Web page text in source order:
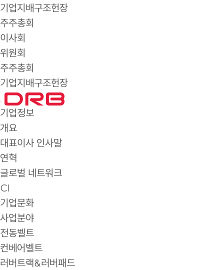
기업지배구조헌장
주주총회
이사회
위원회
주주총회
기업지배구조헌장
기업정보
개요
대표이사 인사말
연혁
글로벌 네트워크
CI
기업문화
사업분야
전동벨트
컨베어벨트
러버트랙&러버패드